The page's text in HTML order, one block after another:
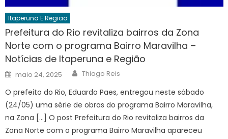
Itaperuna E Regiao
Prefeitura do Rio revitaliza bairros da Zona
Norte com o programa Bairro Maravilha –
Notícias de Itaperuna e Região
Posted
on
maio 24, 2025 Author
Thiago Reis
O prefeito do Rio, Eduardo Paes, entregou neste sábado
(24/05) uma série de obras do programa Bairro Maravilha,
na Zona […] O post Prefeitura do Rio revitaliza bairros da
Zona Norte com o programa Bairro Maravilha apareceu